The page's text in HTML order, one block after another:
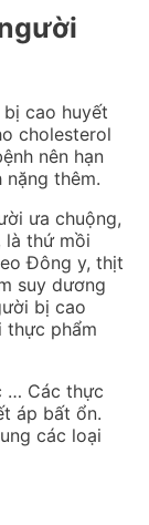
cao huyết
cholesterol
nên hạn
thêm.
ưa chuộng,
là thứ mồi
Đông y, thịt
suy dương
bị cao
thực phẩm
… Các thực
áp bất ổn.
các loại